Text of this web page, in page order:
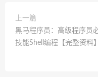
上一篇
黑马程序员：高级程序员
技能Shell编程【完整资料】